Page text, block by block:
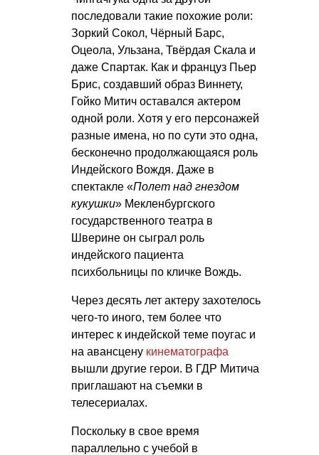
последовали такие похожие роли:
Зоркий Сокол, Чёрный Барс,
Оцеола, Ульзана, Твёрдая Скала и
даже Спартак. Как и француз Пьер
Брис, создавший образ Виннету,
Гойко Митич оставался актером
одной роли. Хотя у его персонажей
разные имена, но по сути это одна,
бесконечно продолжающаяся роль
Индейского Вождя. Даже в
спектакле «Полет над гнездом
кукушки» Мекленбургского
государственного театра в
Шверине он сыграл роль
индейского пациента
психбольницы по кличке Вождь.
Через десять лет актеру захотелось
чего-то иного, тем более что
интерес к индейской теме поугас и
на авансцену кинематографа
вышли другие герои. В ГДР Митича
приглашают на съемки в
телесериалах.
Поскольку в свое время
параллельно с учебой в